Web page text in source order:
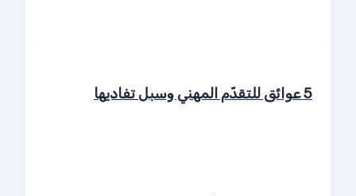
5 عوائق للتقدّم المهني وسبل تفاديها